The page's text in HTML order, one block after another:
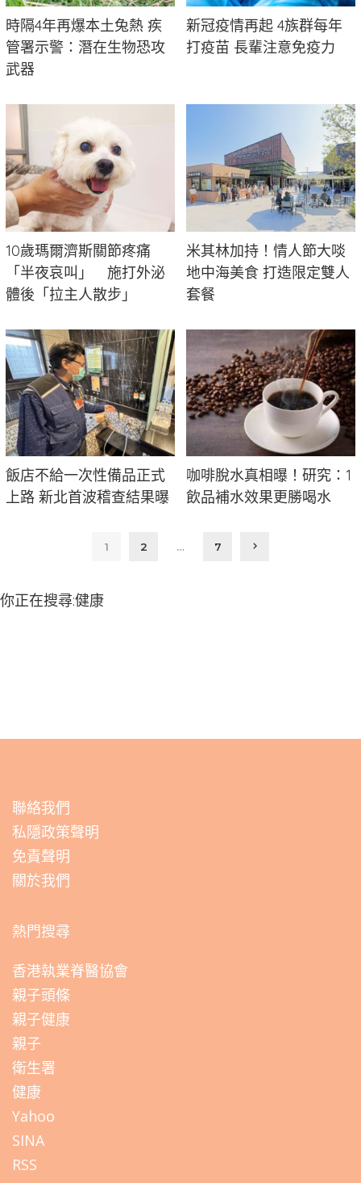
時隔4年再爆本土兔熱 疾
管署示警：潛在生物恐攻
武器
新冠疫情再起 4族群每年
打疫苗 長輩注意免疫力
10歲瑪爾濟斯關節疼痛
「半夜哀叫」 施打外泌
體後「拉主人散步」
米其林加持！情人節大啖
地中海美食 打造限定雙人
套餐
飯店不給一次性備品正式
上路 新北首波稽查結果曝
咖啡脫水真相曝！研究：1
飲品補水效果更勝喝水
1 2 … 7
你正在搜尋:健康
聯絡我們
私隱政策聲明
免責聲明
關於我們
熱門搜尋
香港執業脊醫協會
親子頭條
親子健康
親子
衛生署
健康
Yahoo
SINA
RSS